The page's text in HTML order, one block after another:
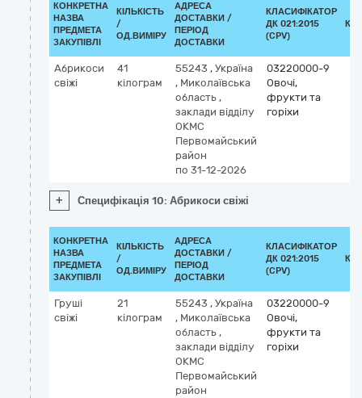
КОНКРЕТНА
НАЗВА
ПРЕДМЕТА
ЗАКУПІВЛІ
КІЛЬКІСТЬ
/
ОД.ВИМІРУ
АДРЕСА
ДОСТАВКИ /
ПЕРІОД
ДОСТАВКИ
КЛАСИФІКАТОР
ДК 021:2015
(CPV)
Абрикоси
свіжі
41
кілограм
55243 , Україна
, Миколаївська
область ,
заклади відділу
ОКМС
Первомайський
район
по 31-12-2026
03220000-9
Овочі,
фрукти та
горіхи
+ Специфікація 10: Абрикоси свіжі
КОНКРЕТНА
НАЗВА
ПРЕДМЕТА
ЗАКУПІВЛІ
КІЛЬКІСТЬ
/
ОД.ВИМІРУ
АДРЕСА
ДОСТАВКИ /
ПЕРІОД
ДОСТАВКИ
КЛАСИФІКАТОР
ДК 021:2015
(CPV)
Груші
свіжі
21
кілограм
55243 , Україна
, Миколаївська
область ,
заклади відділу
ОКМС
Первомайський
район
03220000-9
Овочі,
фрукти та
горіхи